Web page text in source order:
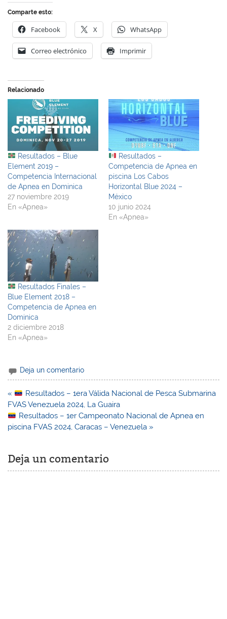
Comparte esto:
Facebook X WhatsApp
Correo electrónico Imprimir
Relacionado
Resultados – Blue
Element 2019 –
Competencia Internacional
de Apnea en Dominica
27 noviembre 2019
En «Apnea»
Resultados –
Competencia de Apnea en
piscina Los Cabos
Horizontal Blue 2024 –
México
10 junio 2024
En «Apnea»
Resultados Finales –
Blue Element 2018 –
Competencia de Apnea en
Dominica
2 diciembre 2018
En «Apnea»
Deja un comentario
Navegación
de
entradas
«
Resultados – 1era Válida Nacional de Pesca Submarina
FVAS Venezuela 2024, La Guaira
Resultados – 1er Campeonato Nacional de Apnea en
piscina FVAS 2024, Caracas – Venezuela »
Deja un comentario